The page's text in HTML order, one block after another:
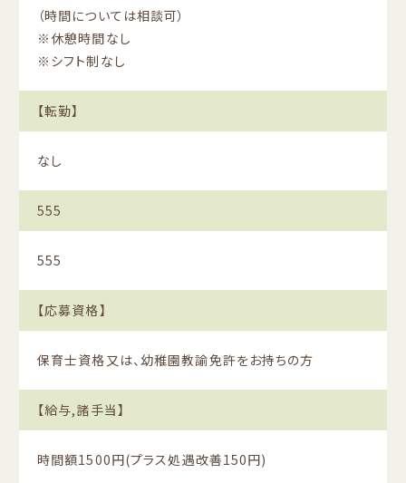
（時間については相談可）
※休憩時間なし
※シフト制なし
【転勤】
なし
555
555
【応募資格】
保育士資格又は、幼稚園教諭免許をお持ちの方
【給与,諸手当】
時間額1500円(プラス処遇改善150円)